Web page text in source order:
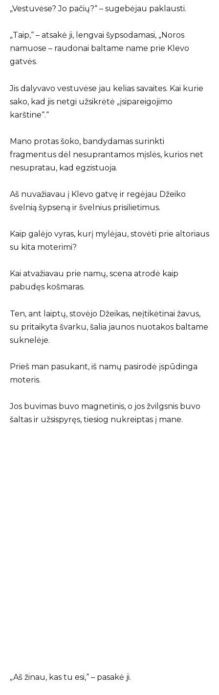
„Vestuvėse? Jo pačių?“ – sugebėjau paklausti.
„Taip,“ – atsakė ji, lengvai šypsodamasi, „Noros
namuose – raudonai baltame name prie Klevo
gatvės.
Jis dalyvavo vestuvėse jau kelias savaites. Kai kurie
sako, kad jis netgi užsikrėtė „įsipareigojimo
karštine“.“
Mano protas šoko, bandydamas surinkti
fragmentus dėl nesuprantamos mįslės, kurios net
nesupratau, kad egzistuoja.
Aš nuvažiavau į Klevo gatvę ir regėjau Džeiko
švelnią šypseną ir švelnius prisilietimus.
Kaip galėjo vyras, kurį mylėjau, stovėti prie altoriaus
su kita moterimi?
Kai atvažiavau prie namų, scena atrodė kaip
pabudęs košmaras.
Ten, ant laiptų, stovėjo Džeikas, neįtikėtinai žavus,
su pritaikyta švarku, šalia jaunos nuotakos baltame
suknelėje.
Prieš man pasukant, iš namų pasirodė įspūdinga
moteris.
Jos buvimas buvo magnetinis, o jos žvilgsnis buvo
šaltas ir užsispyręs, tiesiog nukreiptas į mane.
„Aš žinau, kas tu esi,“ – pasakė ji.